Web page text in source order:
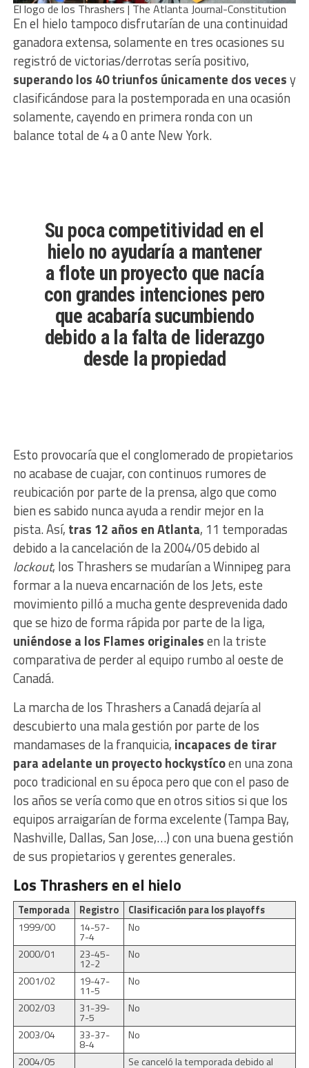
El logo de los Thrashers | The Atlanta Journal-Constitution
En el hielo tampoco disfrutarían de una continuidad
ganadora extensa, solamente en tres ocasiones su
registró de victorias/derrotas sería positivo,
superando los 40 triunfos únicamente dos vecesy
clasificándose para la postemporada en una ocasión
solamente, cayendo en primera ronda con un
balance total de 4 a 0 ante New York.
Su poca competitividad en el
hielo no ayudaría a mantener
a flote un proyecto que nacía
con grandes intenciones pero
que acabaría sucumbiendo
debido a la falta de liderazgo
desde la propiedad
Esto provocaría que el conglomerado de propietarios
no acabase de cuajar, con continuos rumores de
reubicación por parte de la prensa, algo que como
bien es sabido nunca ayuda a rendir mejor en la
pista. Así, tras 12 años en Atlanta, 11 temporadas
debido a la cancelación de la 2004/05 debido al
lockout, los Thrashers se mudarían a Winnipeg para
formar a la nueva encarnación de los Jets, este
movimiento pilló a mucha gente desprevenida dado
que se hizo de forma rápida por parte de la liga,
uniéndose a los Flames originalesen la triste
comparativa de perder al equipo rumbo al oeste de
Canadá.
La marcha de los Thrashers a Canadá dejaría al
descubierto una mala gestión por parte de los
mandamases de la franquicia, incapaces de tirar
para adelante un proyecto hockystícoen una zona
poco tradicional en su época pero que con el paso de
los años se vería como que en otros sitios si que los
equipos arraigarían de forma excelente (Tampa Bay,
Nashville, Dallas, San Jose,…) con una buena gestión
de sus propietarios y gerentes generales.
Los Thrashers en el hielo
Temporada Registro
Clasificación para los playoffs
1999/00
14-57-
7-4
No
2000/01
23-45-
12-2
No
2001/02
19-47-
11-5
No
2002/03
31-39-
7-5
No
2003/04
33-37-
8-4
No
2004/05
Se canceló la temporada debido al